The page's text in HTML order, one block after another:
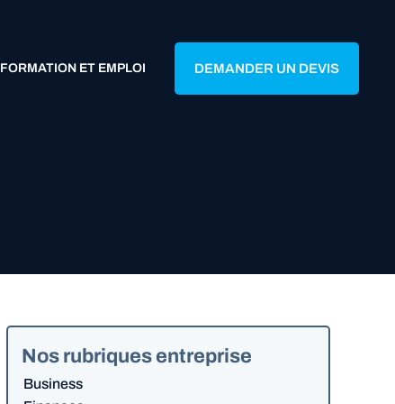
FORMATION ET EMPLOI DEMANDER UN DEVIS
Nos rubriques entreprise
Business